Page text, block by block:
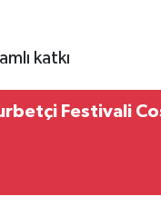
katkı
Festivali